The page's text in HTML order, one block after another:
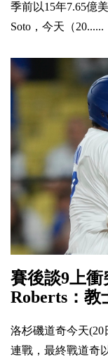
季前以15年7.65億
Soto，今天（20......
賽後談9上
Roberts：教
洛杉磯道奇今天
連戰，最終戰道奇